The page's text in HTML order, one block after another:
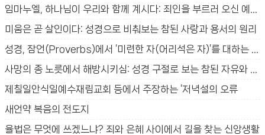
미움은 곧 살인이다: 성경으로 비춰보는 참된 사랑과 용서의 원리
제칠일안식일예수재림교회 등에서 주장하는 ‘저녁설의 오류
새언약 복음의 전도지
율법은 무엇에 쓰겠느냐? 죄와 은혜 사이에서 길을 찾는 신앙생활